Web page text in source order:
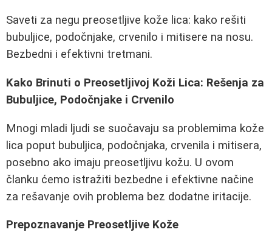
Saveti za negu preosetljive kože lica: kako rešiti
bubuljice, podočnjake, crvenilo i mitisere na nosu.
Bezbedni i efektivni tretmani.
Kako Brinuti o Preosetljivoj Koži Lica: Rešenja za
Bubuljice, Podočnjake i Crvenilo
Mnogi mladi ljudi se suočavaju sa problemima kože
lica poput bubuljica, podočnjaka, crvenila i mitisera,
posebno ako imaju preosetljivu kožu. U ovom
članku ćemo istražiti bezbedne i efektivne načine
za rešavanje ovih problema bez dodatne iritacije.
Prepoznavanje Preosetljive Kože